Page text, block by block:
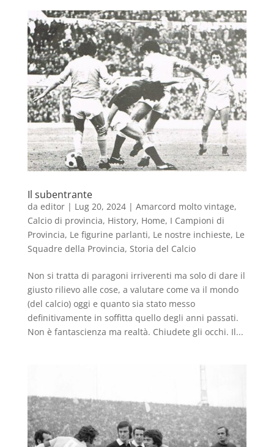
Il subentrante
da editor| Lug 20, 2024| Amarcord molto vintage,
Calcio di provincia, History, Home, I Campioni di
Provincia, Le figurine parlanti, Le nostre inchieste, Le
Squadre della Provincia, Storia del Calcio
Non si tratta di paragoni irriverenti ma solo di dare il
giusto rilievo alle cose, a valutare come va il mondo
(del calcio) oggi e quanto sia stato messo
definitivamente in soffitta quello degli anni passati.
Non è fantascienza ma realtà. Chiudete gli occhi. Il...